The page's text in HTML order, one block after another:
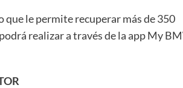
que le permite recuperar más de 350
realizar a través de la app My